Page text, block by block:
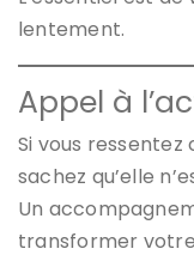
lentement.
Appel à
Si vous
sachez qu’elle
Un
transformer